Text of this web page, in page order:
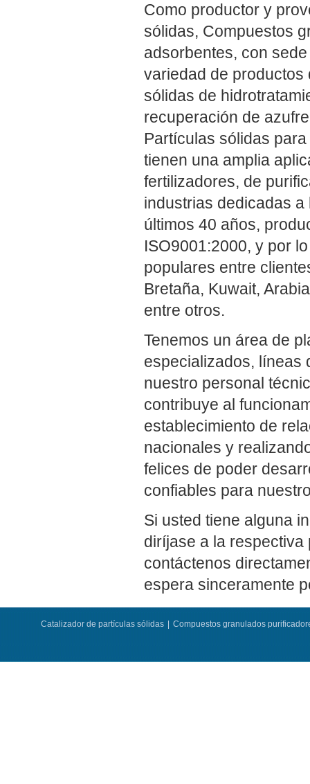
Como productor y
sólidas, Compuestos
adsorbentes, con
variedad de
sólidas de
recuperación de
Partículas sólidas
tienen una amplia
fertilizadores, de
industrias dedicadas
últimos 40 años,
ISO9001:2000, y por
populares entre
Bretaña, Kuwait,
entre otros.
Tenemos un área de
especializados, líneas
nuestro personal
contribuye al
establecimiento de
nacionales y
felices de poder
confiables para
Si usted tiene alguna
diríjase a la respectiva
contáctenos
espera sinceramente
Catalizador de partículas sólidas Compuestos granulados